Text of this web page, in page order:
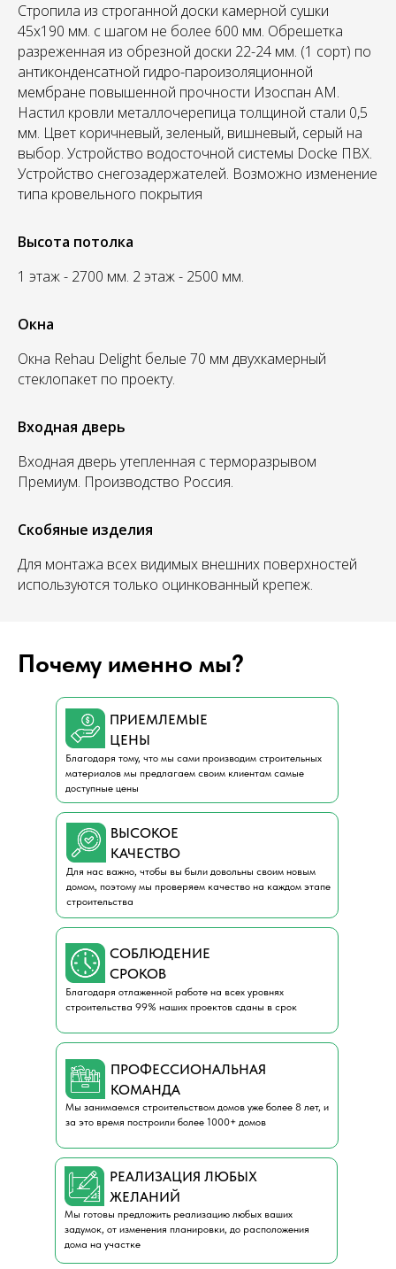
Стропила из строганной доски камерной сушки
45х190 мм. с шагом не более 600 мм. Обрешетка
разреженная из обрезной доски 22-24 мм. (1 сорт) по
антиконденсатной гидро-пароизоляционной
мембране повышенной прочности Изоспан АМ.
Настил кровли металлочерепица толщиной стали 0,5
мм. Цвет коричневый, зеленый, вишневый, серый на
выбор. Устройство водосточной системы Docke ПВХ.
Устройство снегозадержателей. Возможно изменение
типа кровельного покрытия
Высота потолка
1 этаж - 2700 мм. 2 этаж - 2500 мм.
Окна
Окна Rehau Delight белые 70 мм двухкамерный
стеклопакет по проекту.
Входная дверь
Входная дверь утепленная с терморазрывом
Премиум. Производство Россия.
Скобяные изделия
Для монтажа всех видимых внешних поверхностей
используются только оцинкованный крепеж.
Почему именно мы?
Мы готовы предложить реализацию любых ваших
задумок, от изменения планировки, до расположения
дома на участке
РЕАЛИЗАЦИЯ ЛЮБЫХ
ЖЕЛАНИЙ
Мы занимаемся строительством домов уже более 8 лет, и
за это время построили более 1000+ домов
ПРОФЕССИОНАЛЬНАЯ
КОМАНДА
Благодаря отлаженной работе на всех уровнях
строительства 99% наших проектов сданы в срок
СОБЛЮДЕНИЕ
СРОКОВ
Для нас важно, чтобы вы были довольны своим новым
домом, поэтому мы проверяем качество на каждом этапе
строительства
ВЫСОКОЕ
КАЧЕСТВО
Благодаря тому, что мы сами производим строительных
материалов мы предлагаем своим клиентам самые
доступные цены
ПРИЕМЛЕМЫЕ
ЦЕНЫ